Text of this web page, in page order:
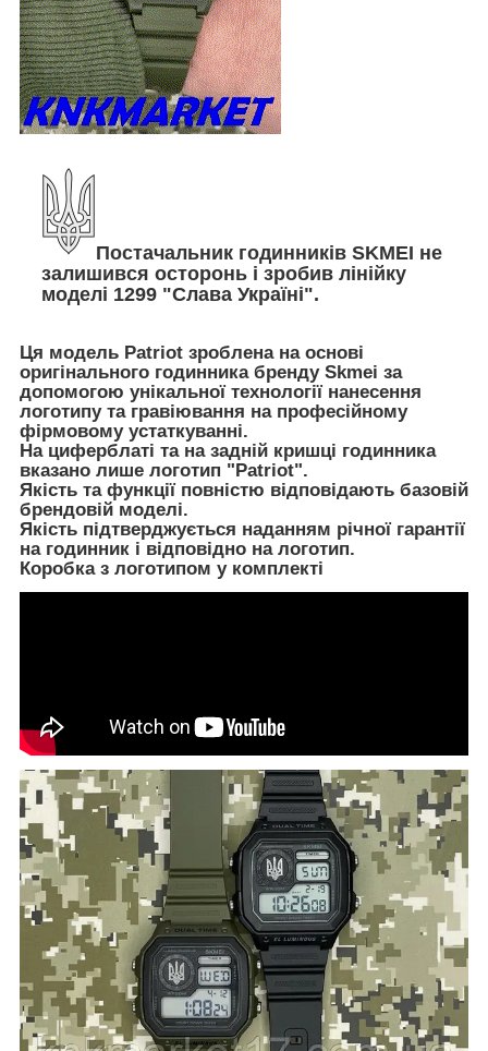
Постачальник годинників SKMEI не
залишився осторонь і зробив лінійку
моделі 1299 "Слава Україні".
Ця модель Patriot зроблена на основі
оригінального годинника бренду Skmei за
допомогою унікальної технології нанесення
логотипу та гравіювання на професійному
фірмовому устаткуванні.
На циферблаті та на задній кришці годинника
вказано лише логотип "Patriot".
Якість та функції повністю відповідають базовій
брендовій моделі.
Якість підтверджується наданням річної гарантії
на годинник і відповідно на логотип.
Коробка з логотипом у комплекті